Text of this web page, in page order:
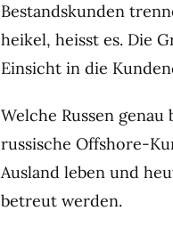
Bestandskunden
heikel, heisst es. Die
Einsicht in die
Welche Russen
russische Offshore-
Ausland leben und
betreut werden.